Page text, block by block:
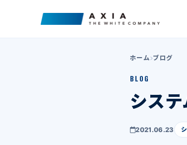
ホーム ブログ
BLOG
シス
2021.06.23